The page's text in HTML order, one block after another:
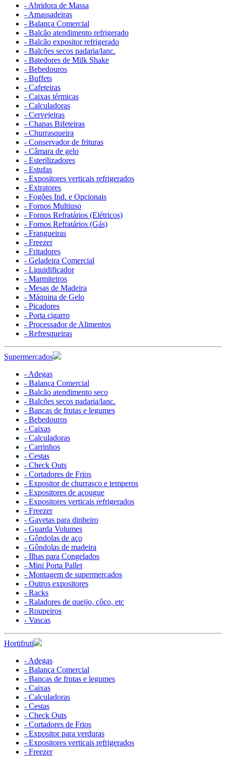
- Abridora de Massa
- Amassadeiras
- Balança Comercial
- Balcão atendimento refrigerado
- Balcão expositor refrigerado
- Balcões secos padaria/lanc.
- Batedores de Milk Shake
- Bebedouros
- Buffets
- Cafeteiras
- Caixas térmicas
- Calculadoras
- Cervejeiras
- Chapas Bifeteiras
- Churrasqueira
- Conservador de frituras
- Câmara de gelo
- Esterilizadores
- Estufas
- Expositores verticais refrigerados
- Extratores
- Fogões Ind. e Opcionais
- Fornos Multiuso
- Fornos Refratários (Elétricos)
- Fornos Refratários (Gás)
- Frangueiras
- Freezer
- Fritadores
- Geladeira Comercial
- Liquidificador
- Marmiteiros
- Mesas de Madeira
- Máquina de Gelo
- Picadores
- Porta cigarro
- Processador de Alimentos
- Refresqueiras
Supermercados
- Adegas
- Balança Comercial
- Balcão atendimento seco
- Balcões secos padaria/lanc.
- Bancas de frutas e legumes
- Bebedouros
- Caixas
- Calculadoras
- Carrinhos
- Cestas
- Check Outs
- Cortadores de Frios
- Expositor de churrasco e temperos
- Expositores de açougue
- Expositores verticais refrigerados
- Freezer
- Gavetas para dinheiro
- Guarda Volumes
- Gôndolas de aço
- Gôndolas de madeira
- Ilhas para Congelados
- Mini Porta Pallet
- Montagem de supermercados
- Outros expositores
- Racks
- Raladores de queijo, côco, etc
- Roupeiros
- Vascas
Hortifruti
- Adegas
- Balança Comercial
- Bancas de frutas e legumes
- Caixas
- Calculadoras
- Cestas
- Check Outs
- Cortadores de Frios
- Expositor para verduras
- Expositores verticais refrigerados
- Freezer